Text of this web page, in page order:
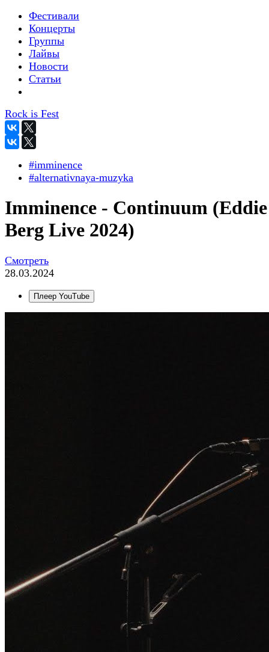
Фестивали
Концерты
Группы
Лайвы
Новости
Статьи
Rock is Fest
#imminence
#alternativnaya-muzyka
Imminence - Continuum (Eddie
Berg Live 2024)
Смотреть
28.03.2024
Плеер YouTube